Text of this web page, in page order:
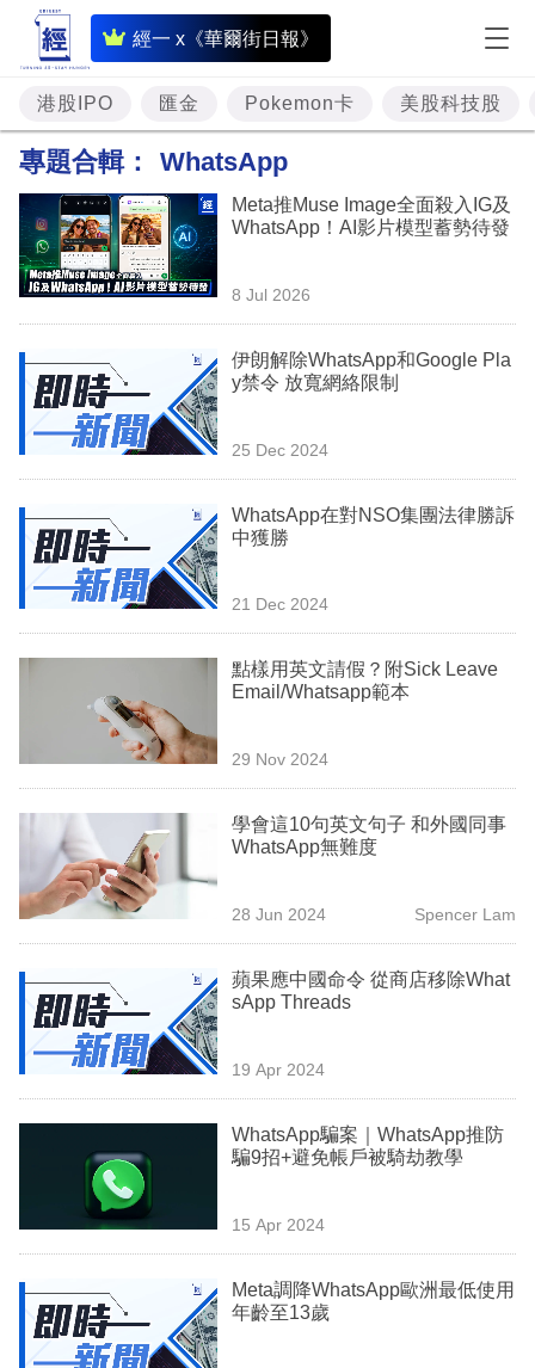
經一 x《華爾街日報》
即
時
財
經
題
投
資
理
業
科
技
場
生
時
事
訂
閱
區
港股IPO 匯金 Pokemon卡 美股科技股
專題合輯： WhatsApp
Meta推Muse Image全面殺入IG及
WhatsApp！AI影片模型蓄勢待發
8 Jul 2026
伊朗解除WhatsApp和Google Pla
y禁令 放寬網絡限制
25 Dec 2024
WhatsApp在對NSO集團法律勝訴
中獲勝
21 Dec 2024
點樣用英文請假？附Sick Leave
Email/Whatsapp範本
29 Nov 2024
學會這10句英文句子 和外國同事
WhatsApp無難度
28 Jun 2024 Spencer Lam
蘋果應中國命令 從商店移除What
sApp Threads
19 Apr 2024
WhatsApp騙案｜WhatsApp推防
騙9招+避免帳戶被騎劫教學
15 Apr 2024
Meta調降WhatsApp歐洲最低使用
年齡至13歲